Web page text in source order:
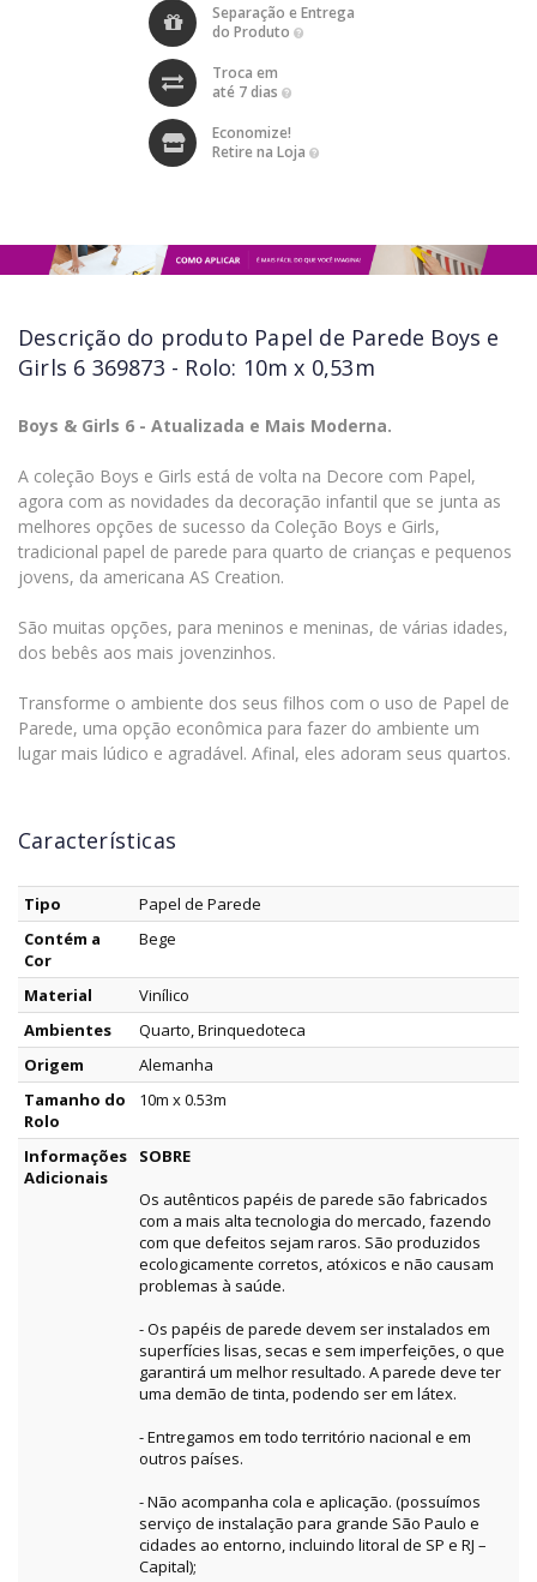
Separação e Entrega
do Produto
Troca em
até 7 dias
Economize!
Retire na Loja
Descrição do produto Papel de Parede Boys e
Girls 6 369873 - Rolo: 10m x 0,53m
Boys & Girls 6 - Atualizada e Mais Moderna.
A coleção Boys e Girls está de volta na Decore com Papel,
agora com as novidades da decoração infantil que se junta as
melhores opções de sucesso da Coleção Boys e Girls,
tradicional papel de parede para quarto de crianças e pequenos
jovens, da americana AS Creation.
São muitas opções, para meninos e meninas, de várias idades,
dos bebês aos mais jovenzinhos.
Transforme o ambiente dos seus filhos com o uso de Papel de
Parede, uma opção econômica para fazer do ambiente um
lugar mais lúdico e agradável. Afinal, eles adoram seus quartos.
Características
Tipo
Papel de Parede
Contém a
Cor
Bege
Material
Vinílico
Ambientes
Quarto, Brinquedoteca
Origem
Alemanha
Tamanho do
Rolo
10m x 0.53m
Informações
Adicionais
SOBRE
Os autênticos papéis de parede são fabricados
com a mais alta tecnologia do mercado, fazendo
com que defeitos sejam raros. São produzidos
ecologicamente corretos, atóxicos e não causam
problemas à saúde.
- Os papéis de parede devem ser instalados em
superfícies lisas, secas e sem imperfeições, o que
garantirá um melhor resultado. A parede deve ter
uma demão de tinta, podendo ser em látex.
- Entregamos em todo território nacional e em
outros países.
- Não acompanha cola e aplicação. (possuímos
serviço de instalação para grande São Paulo e
cidades ao entorno, incluindo litoral de SP e RJ –
Capital);